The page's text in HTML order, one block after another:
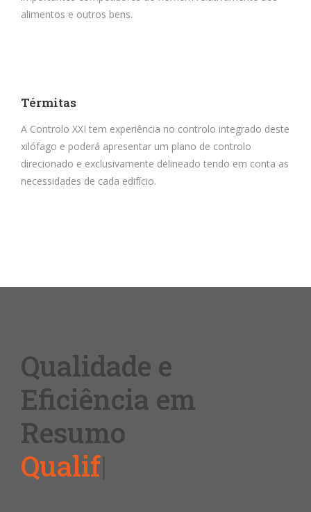
alimentos e outros bens.
Térmitas
A Controlo XXI tem experiência no controlo integrado deste
xilófago e poderá apresentar um plano de controlo
direcionado e exclusivamente delineado tendo em conta as
necessidades de cada edifício.
Qualidade e
Eficiência em
Resumo
|